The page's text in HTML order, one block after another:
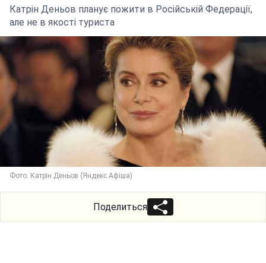
Катрін Деньов планує пожити в Російській Федерації,
але не в якості туриста
Фото: Катрін Деньов (Яндекс.Афіша)
Поделиться